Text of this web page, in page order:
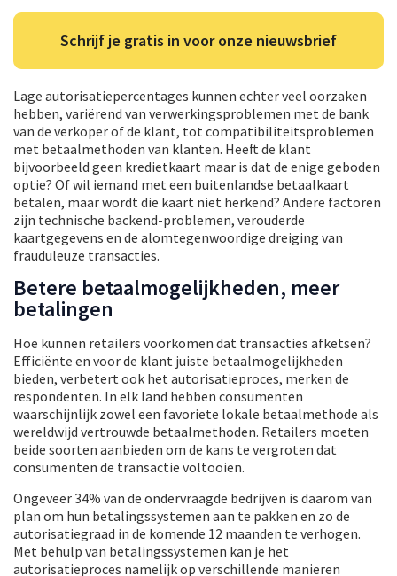
Schrijf je gratis in voor onze nieuwsbrief
Lage autorisatiepercentages kunnen echter veel oorzaken
hebben, variërend van verwerkingsproblemen met de bank
van de verkoper of de klant, tot compatibiliteitsproblemen
met betaalmethoden van klanten. Heeft de klant
bijvoorbeeld geen kredietkaart maar is dat de enige geboden
optie? Of wil iemand met een buitenlandse betaalkaart
betalen, maar wordt die kaart niet herkend? Andere factoren
zijn technische backend-problemen, verouderde
kaartgegevens en de alomtegenwoordige dreiging van
frauduleuze transacties.
Betere betaalmogelijkheden, meer
betalingen
Hoe kunnen retailers voorkomen dat transacties afketsen?
Efficiënte en voor de klant juiste betaalmogelijkheden
bieden, verbetert ook het autorisatieproces, merken de
respondenten. In elk land hebben consumenten
waarschijnlijk zowel een favoriete lokale betaalmethode als
wereldwijd vertrouwde betaalmethoden. Retailers moeten
beide soorten aanbieden om de kans te vergroten dat
consumenten de transactie voltooien.
Ongeveer 34% van de ondervraagde bedrijven is daarom van
plan om hun betalingssystemen aan te pakken en zo de
autorisatiegraad in de komende 12 maanden te verhogen.
Met behulp van betalingssystemen kan je het
autorisatieproces namelijk op verschillende manieren